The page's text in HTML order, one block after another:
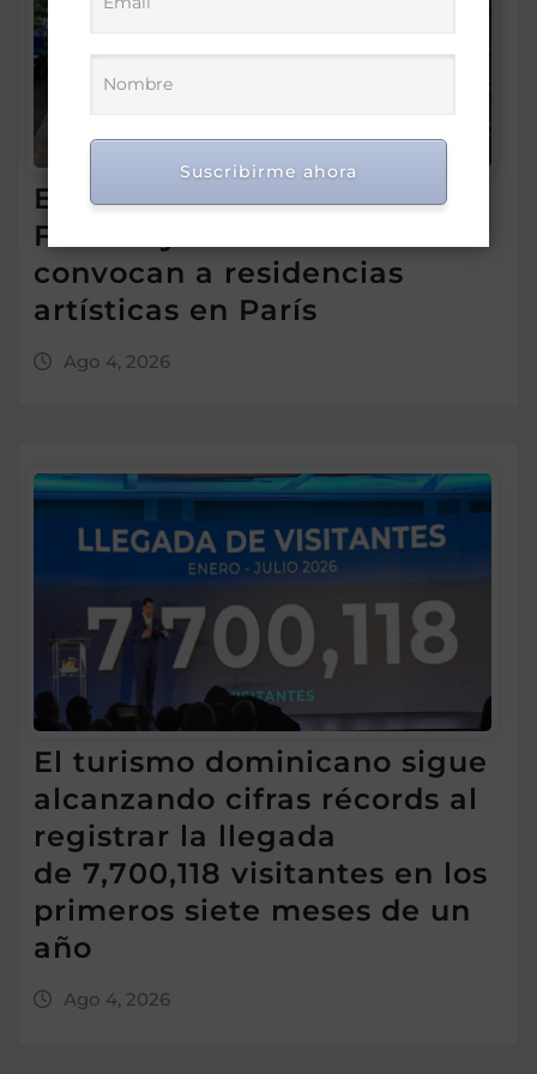
Embajada dominicana en
Francia y Banreservas
convocan a residencias
artísticas en París
Ago 4, 2026
El turismo dominicano sigue
alcanzando cifras récords al
registrar la llegada
de 7,700,118 visitantes en los
primeros siete meses de un
año
Ago 4, 2026
Suscribirme ahora